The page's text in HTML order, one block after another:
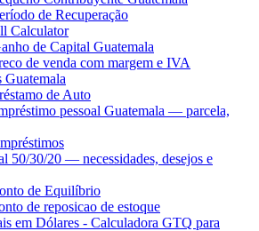
de Recuperação
Calculator
de Capital Guatemala
de venda com margem e IVA
Guatemala
de Auto
pessoal Guatemala — parcela,
50/30/20 — necessidades, desejos e
de Equilíbrio
de reposicao de estoque
em Dólares - Calculadora GTQ para